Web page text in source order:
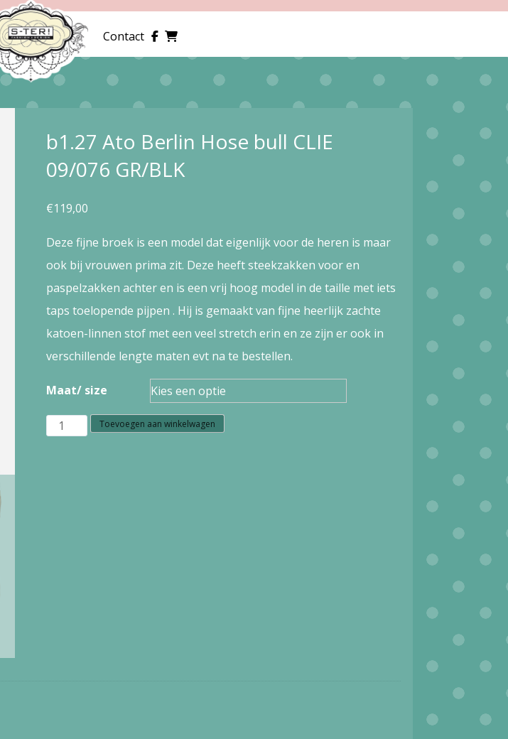
Contact
b1.27 Ato Berlin Hose bull CLIE
09/076 GR/BLK
€119,00
Deze fijne broek is een model dat eigenlijk voor de heren is maar
ook bij vrouwen prima zit. Deze heeft steekzakken voor en
paspelzakken achter en is een vrij hoog model in de taille met iets
taps toelopende pijpen . Hij is gemaakt van fijne heerlijk zachte
katoen-linnen stof met een veel stretch erin en ze zijn er ook in
verschillende lengte maten evt na te bestellen.
Maat/ size
b1.27
Toevoegen aan winkelwagen